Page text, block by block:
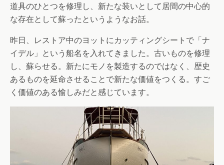
道具のひとつを修理し、新たな装いとして居間の中心的
な存在として蘇ったというようなお話。
昨日、レストア中のヨットにカッティングシートで「ナ
イデル」という船名を入れてきました。古いものを修理
し、蘇らせる。新たにモノを製造するのではなく、歴史
あるものを延命させることで新たな価値をつくる。すご
く価値のある愉しみだと感じています。